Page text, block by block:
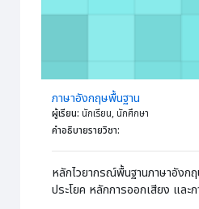
ภาษาอังกฤษพื้นฐาน
ผู้เรียน: นักเรียน, นักศึกษา
คำอธิบายรายวิชา:
หลักไวยากรณ์พื้นฐานภาษาอังก
ประโยค หลักการออกเสียง และ